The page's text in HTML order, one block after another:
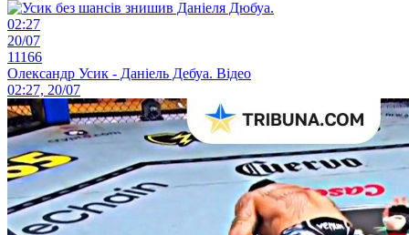
02:27
20/07
11166
Олександр Усик - Даніель Дебуа. Відео
02:27, 20/07